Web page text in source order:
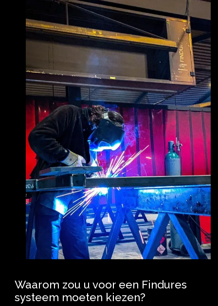
Waarom zou u voor een Findures
systeem moeten kiezen?